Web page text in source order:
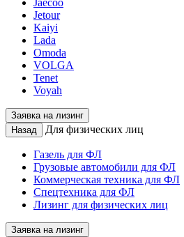
Jaecoo
Jetour
Kaiyi
Lada
Omoda
VOLGA
Tenet
Voyah
Заявка на лизинг
Назад
Для физических лиц
Газель для ФЛ
Грузовые автомобили для ФЛ
Коммерческая техника для ФЛ
Спецтехника для ФЛ
Лизинг для физических лиц
Заявка на лизинг